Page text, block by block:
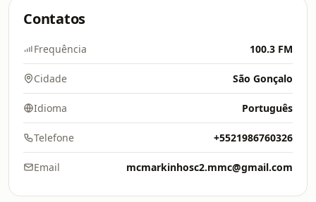
Contatos
Frequência 100.3 FM
Cidade São Gonçalo
Idioma Português
Telefone +5521986760326
Email mcmarkinhosc2.mmc@gmail.com